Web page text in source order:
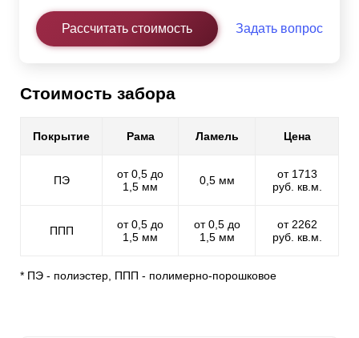
Рассчитать стоимость Задать вопрос
Стоимость забора
Покрытие Рама Ламель Цена
ПЭ
от 0,5 до
1,5 мм
0,5 мм
от 1713
руб. кв.м.
ППП
от 0,5 до
1,5 мм
от 0,5 до
1,5 мм
от 2262
руб. кв.м.
* ПЭ - полиэстер, ППП - полимерно-порошковое